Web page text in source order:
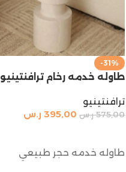
-31%
طاوله خدمه رخام ترافنتينيو
ترافنتينيو
575,00 ر.س 395,00 ر.س
طاوله خدمه حجر طبيعي